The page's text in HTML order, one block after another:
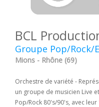
BCL
Groupe Pop/Rock/
Mions - Rhône (69)
Orchestre de variété -
un groupe de musicien Live
Pop/Rock 80's/90's, avec leur